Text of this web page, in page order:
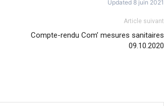
Updated 8 juin 2021
Article suivant
Compte-rendu Com’ mesures sanitaires
09.10.2020